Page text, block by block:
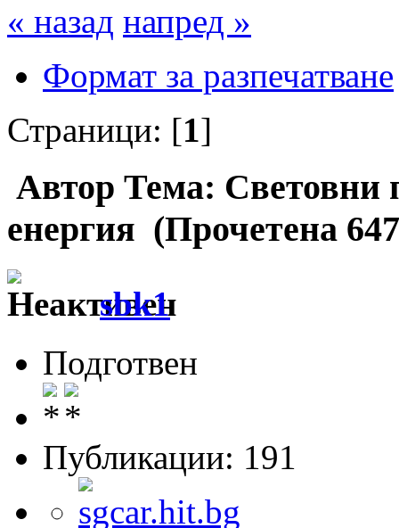
« назад напред »
Формат за разпечатване
Страници: [1]
Автор Тема: Световни
енергия (Прочетена
sbk1
Подготвен
Публикации: 191